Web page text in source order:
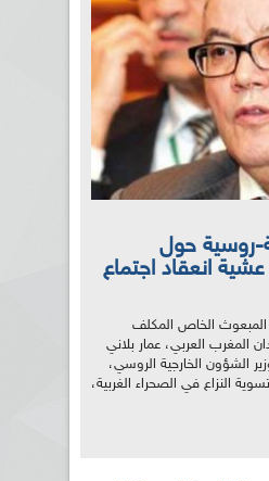
روسية حول
عشية انعقاد اجتماع
المبعوث الخاص المكلف
المغرب العربي، عمار بلاني
الشؤون الخارجية الروسي،
النزاع في الصحراء الغربية،